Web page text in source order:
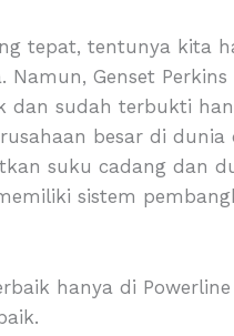
tepat, tentunya kita
Namun, Genset
sudah terbukti
besar di
suku cadang dan
sistem
hanya di